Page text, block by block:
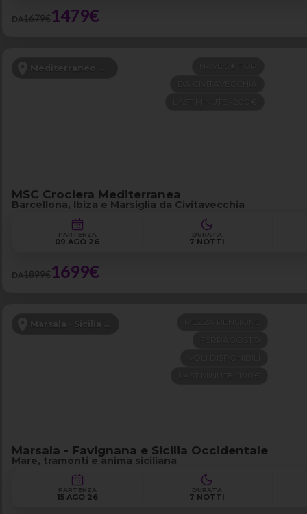
DA1679€1479€
Mediterraneo Occidentale
NAVE 5★ TOP
MSC Crociera Mediterranea
Barcellona, Ibiza e Marsiglia da Civitavecchia
PARTENZA
09 AGO 26
DURATA
7 NOTTI
DA1899€1699€
Marsala - Sicilia Occidentale
Marsala - Favignana e Sicilia Occidentale
Mare, tramonti e anima siciliana
PARTENZA
15 AGO 26
DURATA
7 NOTTI